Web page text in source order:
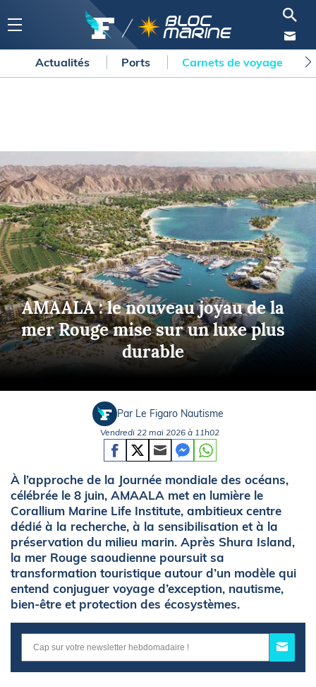
Actualités Ports Carnets de voyage
AMAALA : le nouveau joyau de la
mer Rouge mise sur un luxe plus
durable
Par Le Figaro Nautisme
Vendredi 22 mai 2026 à 11h02
À l’approche de la Journée mondiale des océans,
célébrée le 8 juin, AMAALA met en lumière le
Corallium Marine Life Institute, ambitieux centre
dédié à la recherche, à la sensibilisation et à la
préservation du milieu marin. Après Shura Island,
la mer Rouge saoudienne poursuit sa
transformation touristique autour d’un modèle qui
entend conjuguer voyage d’exception, nautisme,
bien-être et protection des écosystèmes.